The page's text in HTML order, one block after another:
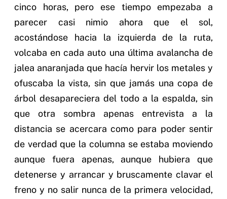
cinco horas, pero ese tiempo empezaba a
parecer casi nimio ahora que el sol,
acostándose hacia la izquierda de la ruta,
volcaba en cada auto una última avalancha de
jalea anaranjada que hacía hervir los metales y
ofuscaba la vista, sin que jamás una copa de
árbol desapareciera del todo a la espalda, sin
que otra sombra apenas entrevista a la
distancia se acercara como para poder sentir
de verdad que la columna se estaba moviendo
aunque fuera apenas, aunque hubiera que
detenerse y arrancar y bruscamente clavar el
freno y no salir nunca de la primera velocidad,